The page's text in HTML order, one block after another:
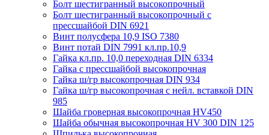
Болт шестигранный высокопрочный
Болт шестигранный высокопрочный с
прессшайбой DIN 6921
Винт полусфера 10,9 ISO 7380
Винт потай DIN 7991 кл.пр.10,9
Гайка кл.пр. 10,0 переходная DIN 6334
Гайка с прессшайбой высокопрочная
Гайка ш/гр высокопрочная DIN 934
Гайка ш/гр высокопрочная с нейл. вставкой DIN
985
Шайба гроверная высокопрочная HV450
Шайба обычная высокопрочная HV 300 DIN 125